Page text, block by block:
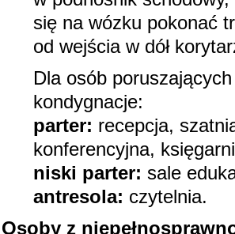
się na wózku pokonać
od wejścia w dół
Dla osób
kondygnacje:
parter: recepcja,
konferencyjna,
niski parter: sale
antresola: czytelnia.
Osoby z